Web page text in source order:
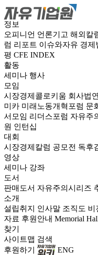
정보
오피니언 언론기고 해외칼
럼 리포트 이슈와자유 경제
평 CFE INDEX
활동
세미나 행사
모임
시장경제콜로키움 회사법
미카 미래노동개혁포럼 문
서모임 리더스포럼 자유주
원 인턴십
대회
시장경제칼럼 공모전 독후
영상
세미나 강좌
도서
판매도서 자유주의시리즈
소개
설립취지 인사말 조직도 비
자료 후원안내 Memorial
찾기
사이트맵 검색
후원하기
ENG